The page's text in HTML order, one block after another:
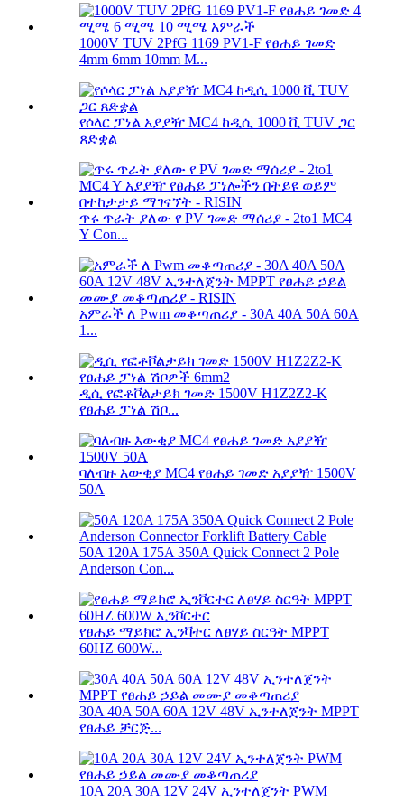
1000V TUV 2PfG 1169 PV1-F የፀሐይ ገመድ
4mm 6mm 10mm M...
የሶላር ፓነል አያያዥ MC4 ከዲሲ 1000 ቪ TUV ጋር
ጸድቋል
ጥሩ ጥራት ያለው የ PV ገመድ ማሰሪያ - 2to1 MC4
Y Con...
አምራች ለ Pwm መቆጣጠሪያ - 30A 40A 50A 60A
1...
ዲሲ የፎቶቮልታይክ ገመድ 1500V H1Z2Z2-K
የፀሐይ ፓነል ሽቦ...
ባለብዙ እውቂያ MC4 የፀሐይ ገመድ አያያዥ 1500V
50A
50A 120A 175A 350A Quick Connect 2 Pole
Anderson Con...
የፀሐይ ማይክሮ ኢንቫተር ለፀሃይ ስርዓት MPPT
60HZ 600W...
30A 40A 50A 60A 12V 48V ኢንተለጀንት MPPT
የፀሐይ ቻርጅ...
10A 20A 30A 12V 24V ኢንተለጀንት PWM